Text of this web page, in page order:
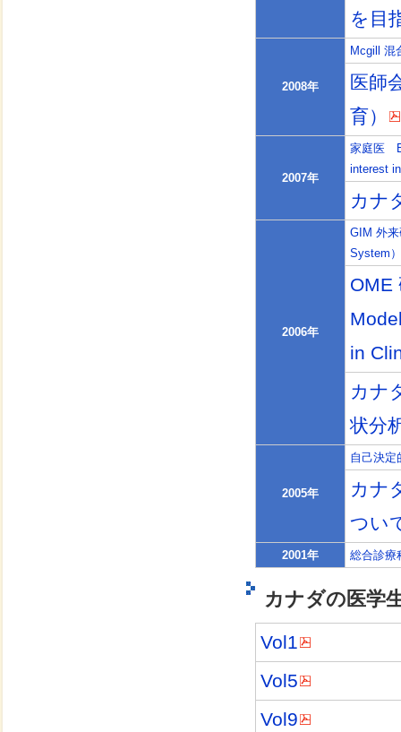
を目
2008年
Mcgill 混
医師
育）
2007年
家庭医
interest
カナ
2006年
GIM 外
System）
OME
in
カナ
状分
2005年
自己決定
カナ
つい
2001年 総合診療
カナダの医学
Vol1
Vol5
Vol9